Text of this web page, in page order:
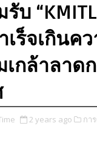
บ
เร็จเกินค
เกล้าลาด
2 years ago กา